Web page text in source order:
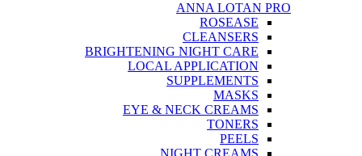
ANNA LOTAN PRO
ROSEASE
CLEANSERS
BRIGHTENING NIGHT CARE
LOCAL APPLICATION
SUPPLEMENTS
MASKS
EYE & NECK CREAMS
TONERS
PEELS
NIGHT CREAMS